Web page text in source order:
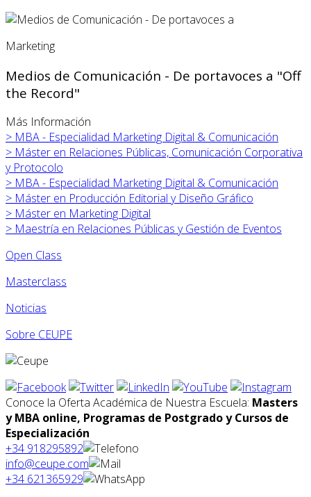
Marketing
Medios de Comunicación - De portavoces a "Off
the Record"
Más Información
> MBA - Especialidad Marketing Digital & Comunicación
> Máster en Relaciones Públicas, Comunicación Corporativa
y Protocolo
> MBA - Especialidad Marketing Digital & Comunicación
> Máster en Producción Editorial y Diseño Gráfico
> Máster en Marketing Digital
> Maestría en Relaciones Públicas y Gestión de Eventos
Open Class
Masterclass
Noticias
Sobre CEUPE
Conoce la Oferta Académica de Nuestra Escuela: Masters
y MBA online, Programas de Postgrado y Cursos de
Especialización
+34 918295892
info@ceupe.com
+34 621365929